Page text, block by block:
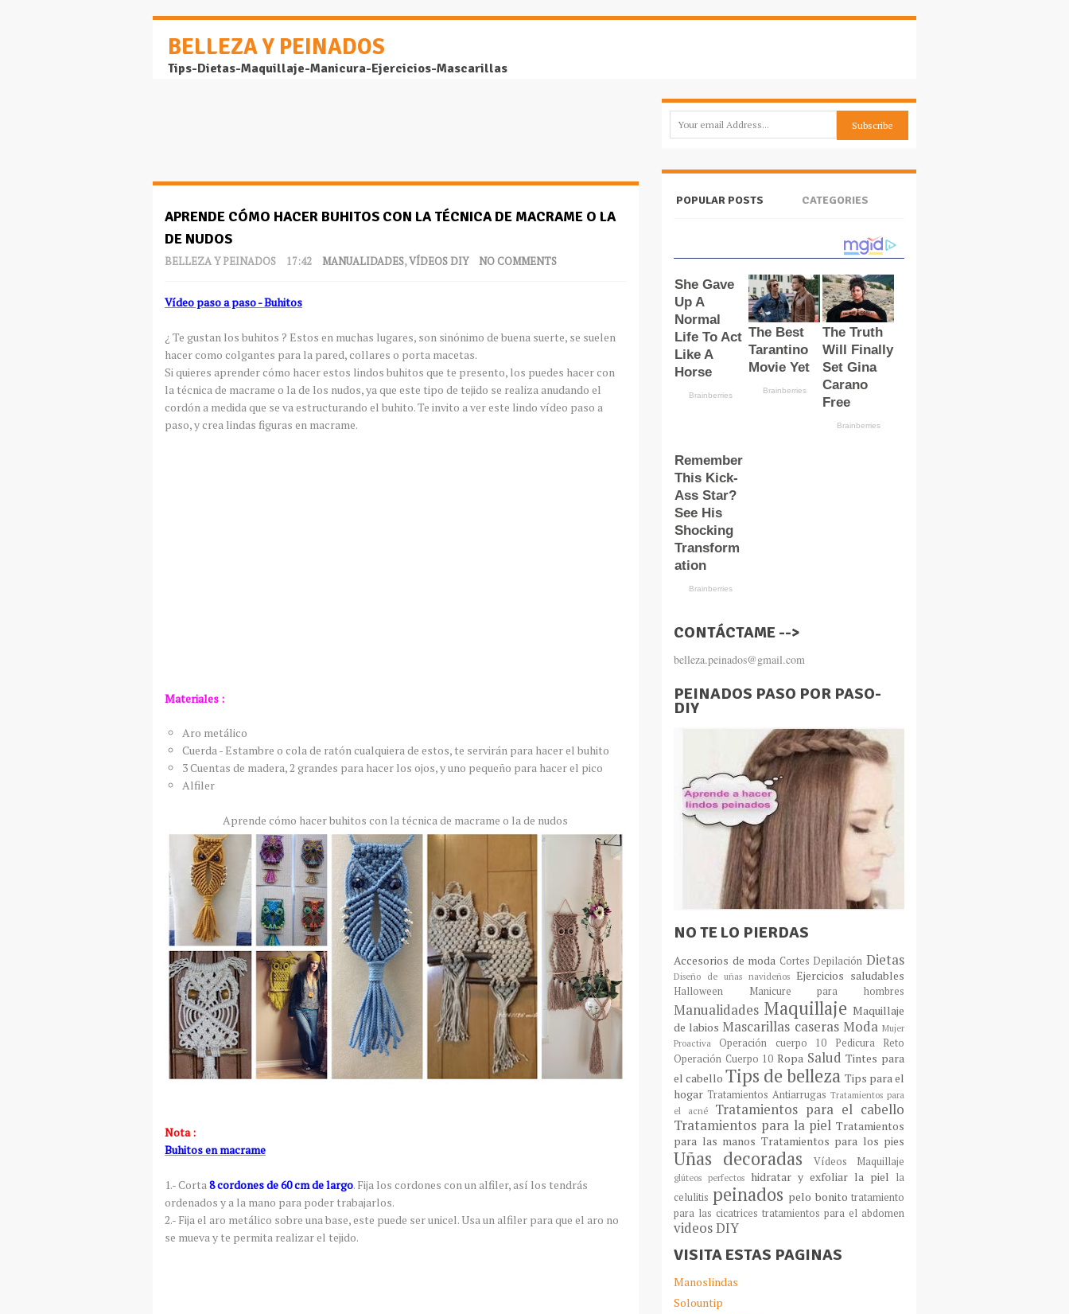
BELLEZA Y PEINADOS
Tips-Dietas-Maquillaje-Manicura-Ejercicios-Mascarillas
APRENDE CÓMO HACER BUHITOS CON LA TÉCNICA DE MACRAME O LA
DE NUDOS
BELLEZA Y PEINADOS 17:42 MANUALIDADES,VÍDEOS DIY NO COMMENTS
Vídeo paso a paso - Buhitos
¿ Te gustan los buhitos ? Estos en muchas lugares, son sinónimo de buena suerte, se suelen
hacer como colgantes para la pared, collares o porta macetas.
Si quieres aprender cómo hacer estos lindos buhitos que te presento, los puedes hacer con
la técnica de macrame o la de los nudos, ya que este tipo de tejido se realiza anudando el
cordón a medida que se va estructurando el buhito. Te invito a ver este lindo vídeo paso a
paso, y crea lindas figuras en macrame.
Materiales :
Aro metálico
Cuerda - Estambre o cola de ratón cualquiera de estos, te servirán para hacer el buhito
3 Cuentas de madera, 2 grandes para hacer los ojos, y uno pequeño para hacer el pico
Alfiler
Aprende cómo hacer buhitos con la técnica de macrame o la de nudos
Nota :
Buhitos en macrame
1.- Corta8 cordones de 60 cm de largo. Fija los cordones con un alfiler, así los tendrás
ordenados y a la mano para poder trabajarlos.
2.- Fija el aro metálico sobre una base, este puede ser unicel. Usa un alfiler para que el aro no
se mueva y te permita realizar el tejido.
POPULAR POSTS CATEGORIES
CONTÁCTAME -->
belleza.peinados@gmail.com
PEINADOS PASO POR PASO-
DIY
NO TE LO PIERDAS
Accesorios de moda Cortes Depilación Dietas
Diseño de uñas navideños Ejercicios saludables
Halloween Manicure para hombres
Manualidades Maquillaje Maquillaje
de labios Mascarillas caseras Moda Mujer
Proactiva
Operación cuerpo 10 Pedicura
Reto
Operación Cuerpo 10 Ropa Salud Tintes para
el cabello Tips de belleza Tips para el
hogar Tratamientos Antiarrugas Tratamientos para
el acné
Tratamientos para el cabello
Tratamientos para la piel Tratamientos
para las manos Tratamientos para los pies
Uñas decoradas Vídeos Maquillaje
glúteos perfectos hidratar y exfoliar la piel la
celulitis peinados pelo bonito tratamiento
para las cicatrices tratamientos para el abdomen
videos DIY
VISITA ESTAS PAGINAS
Manoslindas
Solountip